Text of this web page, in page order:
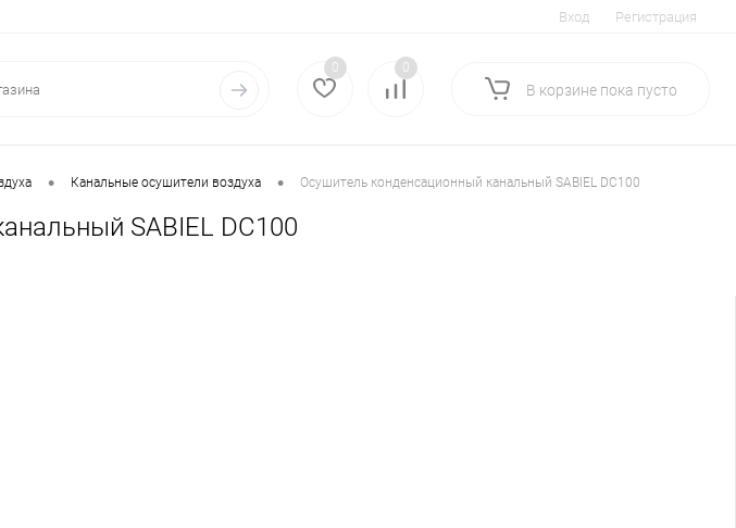
Вход Регистрация
0 0
В корзине пока пусто
• Канальные осушители воздуха • Осушитель конденсационный канальный SABIEL DC100
SABIEL DC100